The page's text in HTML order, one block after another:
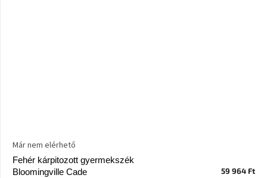
Fehér kárpitozott gyermekszék
Bloomingville Cade
Már nem elérhető
59 964 Ft